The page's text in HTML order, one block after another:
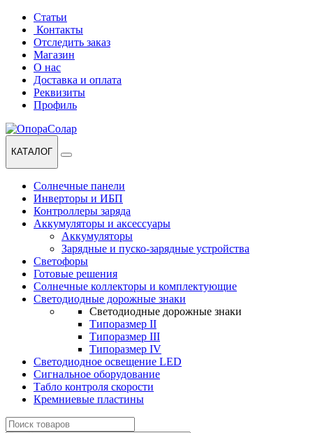
Перейти
навигации
Перейти
содержанию
Статьи
Контакты
Отследить заказ
Магазин
О нас
Доставка и оплата
Реквизиты
Профиль
КАТАЛОГ
Солнечные панели
Инверторы и ИБП
Контроллеры заряда
Аккумуляторы и аксессуары
Аккумуляторы
Зарядные и пуско-зарядные устройства
Светофоры
Готовые решения
Солнечные коллекторы и комплектующие
Светодиодные дорожные знаки
Светодиодные дорожные знаки
Типоразмер II
Типоразмер III
Типоразмер IV
Светодиодное освещение LED
Сигнальное оборудование
Табло контроля скорости
Кремниевые пластины
Найти: